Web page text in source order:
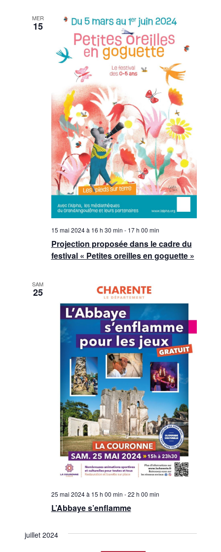
MER
15
Projection proposée dans le cadre du
festival « Petites oreilles en goguette »
15 mai 2024 à 16 h 30 min - 17 h 00 min
SAM
25
L’Abbaye s’enflamme
25 mai 2024 à 15 h 00 min -22 h 00 min
juillet 2024